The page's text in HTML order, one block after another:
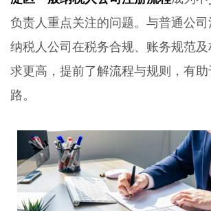
负责人重点关注的问题。与普通公
纳税人公司在税务合规、账务规范
求更高，提前了解流程与规则，有
路。